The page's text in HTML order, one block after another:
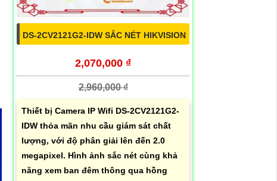
DS-2CV2121G2-IDW SẮC NÉT HIKVISION
2,070,000 ₫
2,960,000 ₫
Thiết bị Camera IP Wifi DS-2CV2121G2-
IDW thỏa mãn nhu cầu giám sát chất
lượng, với độ phân giải lên đến 2.0
megapixel. Hình ảnh sắc nét cùng khả
năng xem ban đêm thông qua hồng